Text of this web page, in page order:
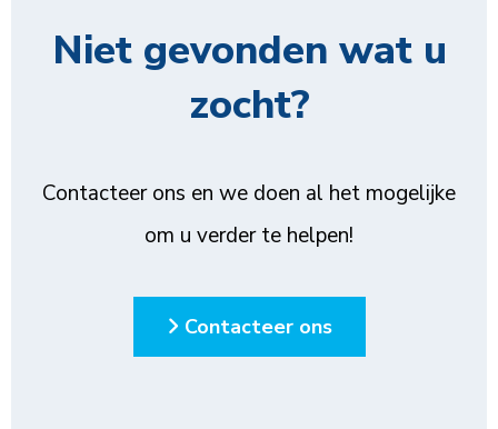
Niet gevonden wat u
zocht?
Contacteer ons en we doen al het mogelijke
om u verder te helpen!
Contacteer ons